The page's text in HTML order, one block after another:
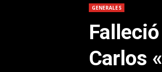
GENERALES
Carlos